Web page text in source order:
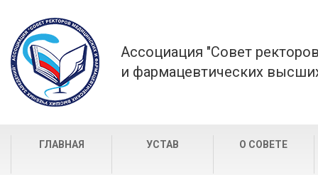
Ассоциация "Совет
и фармацевтических
ГЛАВНАЯ УСТАВ О СОВЕТЕ